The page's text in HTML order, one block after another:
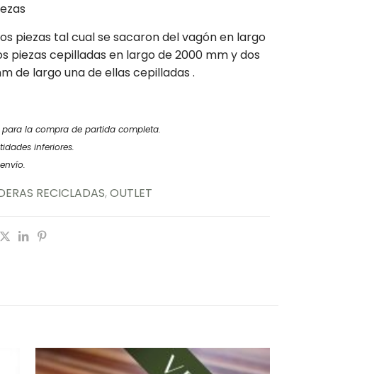
piezas tal cual se sacaron del vagón en largo
piezas cepilladas en largo de 2000 mm y dos
de largo una de ellas cepilladas .
para la compra de partida completa.
inferiores.
RECICLADAS,OUTLET